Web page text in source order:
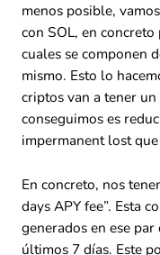
menos posible,
con SOL, en
cuales se componen
mismo. Esto lo
criptos van a tener
conseguimos es
impermanent lost
En concreto, nos
days APY fee”. Esta
generados en ese
últimos 7 días. Este